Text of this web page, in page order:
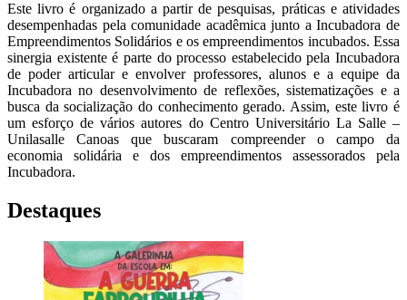
Este livro é organizado a partir de pesquisas, práticas e atividades
desempenhadas pela comunidade acadêmica junto a Incubadora de
Empreendimentos Solidários e os empreendimentos incubados. Essa
sinergia existente é parte do processo estabelecido pela Incubadora
de poder articular e envolver professores, alunos e a equipe da
Incubadora no desenvolvimento de reflexões, sistematizações e a
busca da socialização do conhecimento gerado. Assim, este livro é
um esforço de vários autores do Centro Universitário La Salle –
Unilasalle Canoas que buscaram compreender o campo da
economia solidária e dos empreendimentos assessorados pela
Incubadora.
Destaques